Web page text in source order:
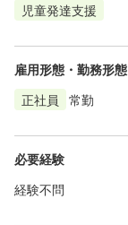
児童発達支援
雇用形態・勤務形態
正社員
常勤
必要経験
経験不問